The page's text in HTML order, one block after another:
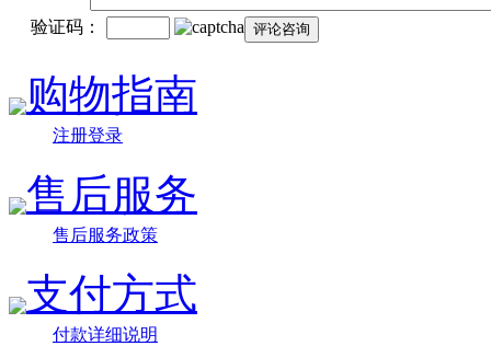
验证码：
购物指南
注册登录
售后服务
售后服务政策
支付方式
付款详细说明